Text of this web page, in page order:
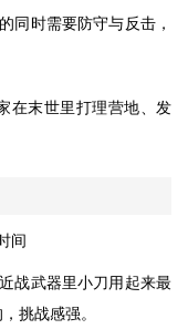
同时需要防守与反击，
在末世里打理营地、发
间
战武器里小刀用起来最
挑战感强。